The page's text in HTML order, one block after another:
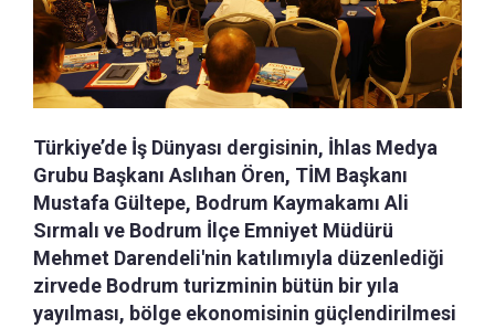
Türkiye’de İş Dünyası dergisinin, İhlas Medya
Grubu Başkanı Aslıhan Ören, TİM Başkanı
Mustafa Gültepe, Bodrum Kaymakamı Ali
Sırmalı ve Bodrum İlçe Emniyet Müdürü
Mehmet Darendeli'nin katılımıyla düzenlediği
zirvede Bodrum turizminin bütün bir yıla
yayılması, bölge ekonomisinin güçlendirilmesi